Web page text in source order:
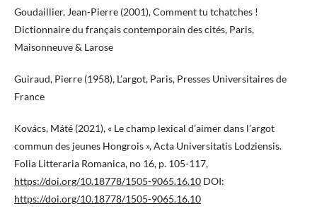
Goudaillier, Jean-Pierre (2001), Comment tu tchatches !
Dictionnaire du français contemporain des cités, Paris,
Maisonneuve & Larose
Guiraud, Pierre (1958), L’argot, Paris, Presses Universitaires de
France
Kovács, Máté (2021), « Le champ lexical d’aimer dans l’argot
commun des jeunes Hongrois », Acta Universitatis Lodziensis.
Folia Litteraria Romanica, no 16, p. 105-117,
https://doi.org/10.18778/1505-9065.16.10 DOI:
https://doi.org/10.18778/1505-9065.16.10